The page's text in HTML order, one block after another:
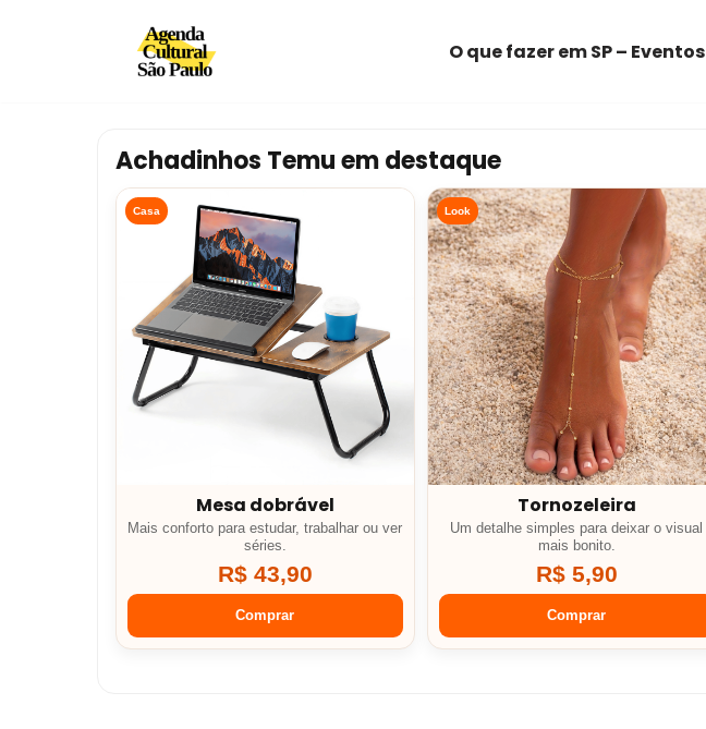
O que fazer em SP – Eventos
Achadinhos Temu em destaque
Casa
Mesa dobrável
Mais conforto para estudar, trabalhar ou ver
séries.
R$ 43,90
Comprar
Look
Tornozeleira
Um detalhe simples para deixar o visual
mais bonito.
R$ 5,90
Comprar